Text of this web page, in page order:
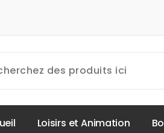
eil Loisirs et Animation Bo